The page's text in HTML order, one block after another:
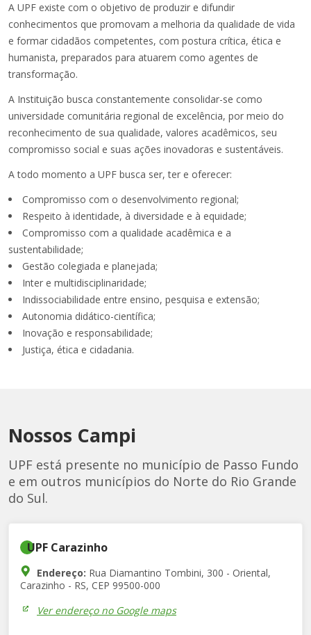
A UPF existe com o objetivo de produzir e difundir
conhecimentos que promovam a melhoria da qualidade de vida
e formar cidadãos competentes, com postura crítica, ética e
humanista, preparados para atuarem como agentes de
transformação.
A Instituição busca constantemente consolidar-se como
universidade comunitária regional de excelência, por meio do
reconhecimento de sua qualidade, valores acadêmicos, seu
compromisso social e suas ações inovadoras e sustentáveis.
A todo momento a UPF busca ser, ter e oferecer:
Compromisso com o desenvolvimento regional;
Respeito à identidade, à diversidade e à equidade;
Compromisso com a qualidade acadêmica e a
sustentabilidade;
Gestão colegiada e planejada;
Inter e multidisciplinaridade;
Indissociabilidade entre ensino, pesquisa e extensão;
Autonomia didático-científica;
Inovação e responsabilidade;
Justiça, ética e cidadania.
Nossos Campi
UPF está presente no município de Passo Fundo
e em outros municípios do Norte do Rio Grande
do Sul.
UPF Carazinho
Endereço: Rua Diamantino Tombini, 300 - Oriental,
Carazinho - RS, CEP 99500-000
Ver endereço no Google maps